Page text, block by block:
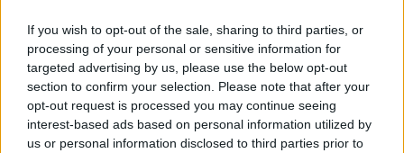
If you wish to opt-out of the sale, sharing to third parties, or
processing of your personal or sensitive information for
targeted advertising by us, please use the below opt-out
section to confirm your selection. Please note that after your
opt-out request is processed you may continue seeing
interest-based ads based on personal information utilized by
us or personal information disclosed to third parties prior to